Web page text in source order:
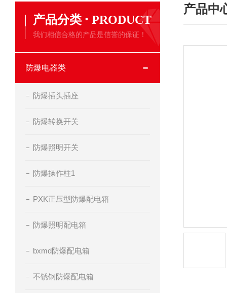
产品分类 · PRODUCT
我们相信合格的产品是信誉的保证！
防爆电器类
防爆插头插座
防爆转换开关
防爆照明开关
防爆操作柱1
PXK正压型防爆配电箱
防爆照明配电箱
bxmd防爆配电箱
不锈钢防爆配电箱
产品中